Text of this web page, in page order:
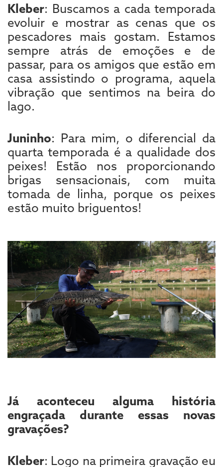
Kleber: Buscamos a cada temporada
evoluir e mostrar as cenas que os
pescadores mais gostam. Estamos
sempre atrás de emoções e de
passar, para os amigos que estão em
casa assistindo o programa, aquela
vibração que sentimos na beira do
lago.
Juninho: Para mim, o diferencial da
quarta temporada é a qualidade dos
peixes! Estão nos proporcionando
brigas sensacionais, com muita
tomada de linha, porque os peixes
estão muito briguentos!
Já aconteceu alguma história
engraçada durante essas novas
gravações?
Kleber: Logo na primeira gravação eu